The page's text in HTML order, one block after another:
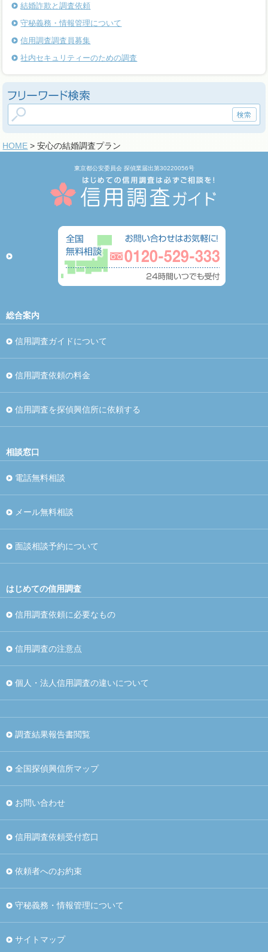
結婚詐欺と調査依頼
守秘義務・情報管理について
信用調査調査員募集
社内セキュリティーのための調査
HOME > 安心の結婚調査プラン
東京都公安委員会 探偵業届出第30220056号
総合案内
信用調査ガイドについて
信用調査依頼の料金
信用調査を探偵興信所に依頼する
相談窓口
電話無料相談
メール無料相談
面談相談予約について
はじめての信用調査
信用調査依頼に必要なもの
信用調査の注意点
個人・法人信用調査の違いについて
調査結果報告書閲覧
全国探偵興信所マップ
お問い合わせ
信用調査依頼受付窓口
依頼者へのお約束
守秘義務・情報管理について
サイトマップ